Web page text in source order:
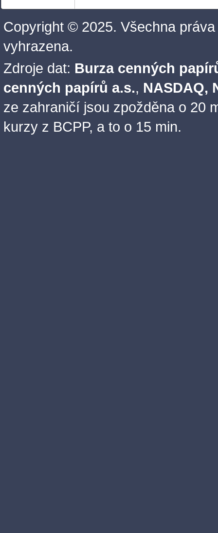
Copyright © 2025. Všechna práva
vyhrazena.
Zdroje dat: Burza cenných
cenných papírů a.s., NASDAQ,
ze zahraničí jsou zpožděna o 20
kurzy z BCPP, a to o 15 min.